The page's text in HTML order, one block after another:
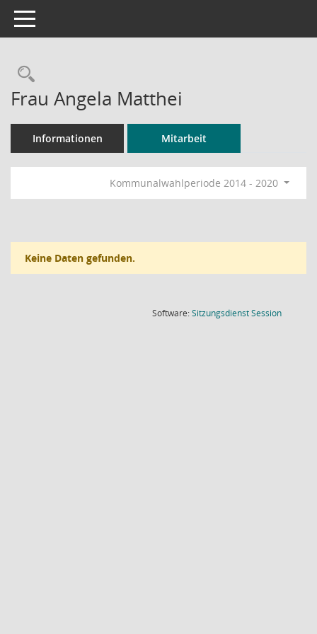
Toggle navigation
Rechercheauswahl
Frau Angela Matthei
Informationen Mitarbeit
Kommunalwahlperiode 2014 - 2020
Keine Daten gefunden.
Software:SitzungsdienstSession(Wird in